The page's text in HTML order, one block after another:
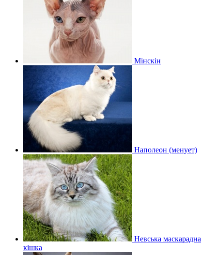
Мінскін
Наполеон (менует)
Невська маскарадна
кішка